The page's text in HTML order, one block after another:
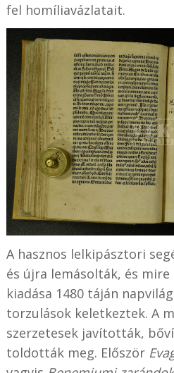
fel homíliavázlatait.
A hasznos lelkipásztori
és újra lemásolták, és
kiadása 1480 táján
torzulások keletkeztek. A
szerzetesek javították,
toldották meg. Először